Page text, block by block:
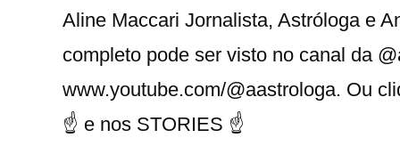
Aline Maccari Jornalista, Astróloga e
completo pode ser visto no canal da
www.youtube.com/@aastrologa. Ou
☝ e nos STORIES ☝